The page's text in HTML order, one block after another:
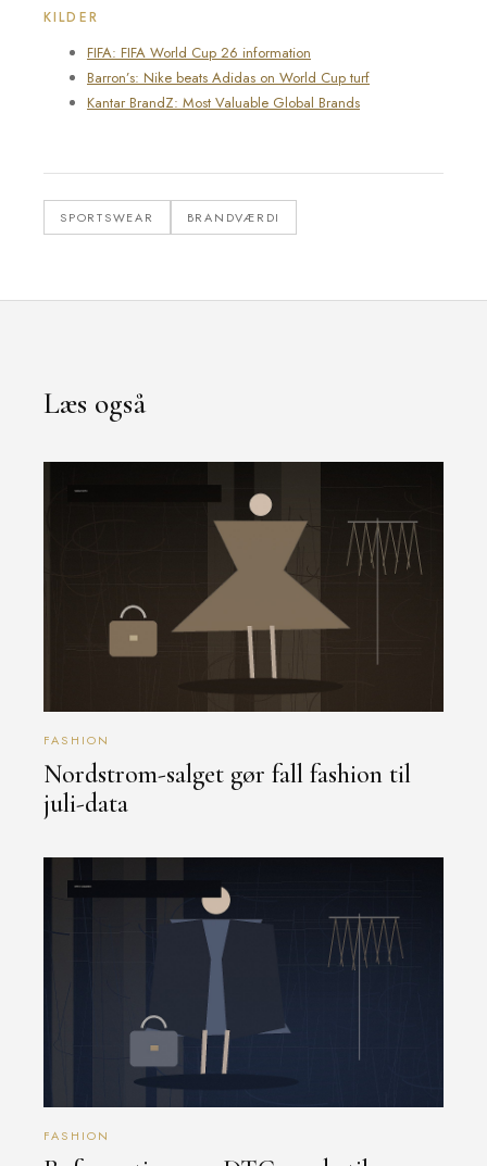
KILDER
FIFA: FIFA World Cup 26 information
Barron’s: Nike beats Adidas on World Cup turf
Kantar BrandZ: Most Valuable Global Brands
SPORTSWEAR BRANDVÆRDI
Læs også
FASHION
Nordstrom-salget gør fall fashion til
juli-data
FASHION